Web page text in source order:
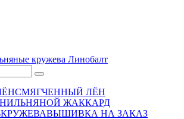
кружева Линобалт
СМЯГЧЕННЫЙ ЛЁН
ЛЬНЯНОЙ ЖАККАРД
КРУЖЕВАВЫШИВКА НА ЗАКАЗ